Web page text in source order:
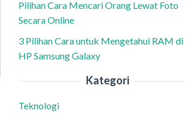
Pilihan Cara Mencari Orang Lewat Foto
Secara Online
3 Pilihan Cara untuk Mengetahui RAM di
HP Samsung Galaxy
Kategori
Teknologi